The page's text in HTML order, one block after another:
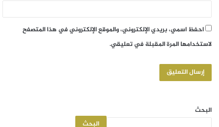
احفظ اسمي، بريدي الإلكتروني، والموقع الإلكتروني في هذا المتصفح
لاستخدامها المرة المقبلة في تعليقي.
البحث
البحث